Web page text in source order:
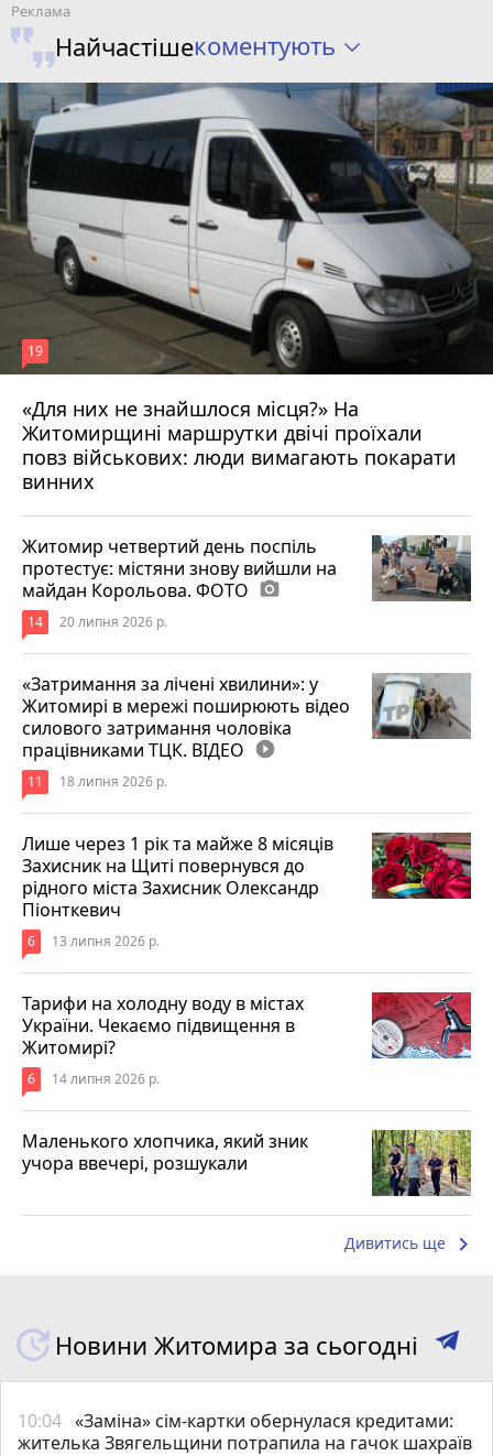
Найчастішекоментують
«Для них не знайшлося місця?» На
Житомирщині маршрутки двічі проїхали
повз військових: люди вимагають покарати
винних
19
17 липня 2026 р.
Житомир четвертий день поспіль
протестує: містяни знову вийшли на
майдан Корольова. ФОТО photo_camera
14 20 липня 2026 р.
«Затримання за лічені хвилини»: у
Житомирі в мережі поширюють відео
силового затримання чоловіка
працівниками ТЦК. ВІДЕО play_circle_filled
11 18 липня 2026 р.
Лише через 1 рік та майже 8 місяців
Захисник на Щиті повернувся до
рідного міста Захисник Олександр
Піонткевич
6 13 липня 2026 р.
Тарифи на холодну воду в містах
України. Чекаємо підвищення в
Житомирі?
6 14 липня 2026 р.
Маленького хлопчика, який зник
учора ввечері, розшукали
Дивитись ще keyboard_arrow_right
Новини Житомира за сьогодні
10:04 «Заміна» сім-картки обернулася кредитами:
жителька Звягельщини потрапила на гачок шахраїв